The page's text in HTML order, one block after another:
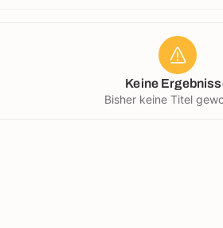
Keine
Bisher keine Titel